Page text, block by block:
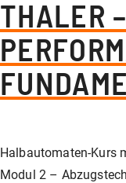
THALER
Halbautomaten-Kurs
Modul 2 –